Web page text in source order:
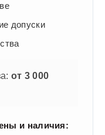
допуски
от 3 000
и наличия: